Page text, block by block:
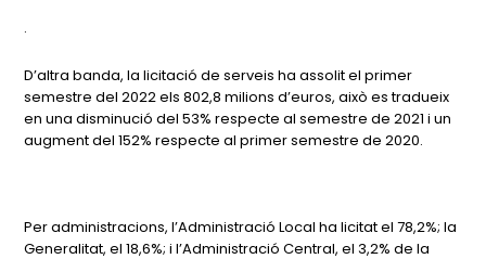
·
D’altra banda, la licitació de serveis ha assolit el primer
semestre del 2022 els 802,8 milions d’euros, això es tradueix
en una disminució del 53% respecte al semestre de 2021 i un
augment del 152% respecte al primer semestre de 2020.
Per administracions, l’Administració Local ha licitat el 78,2%; la
Generalitat, el 18,6%; i l’Administració Central, el 3,2% de la